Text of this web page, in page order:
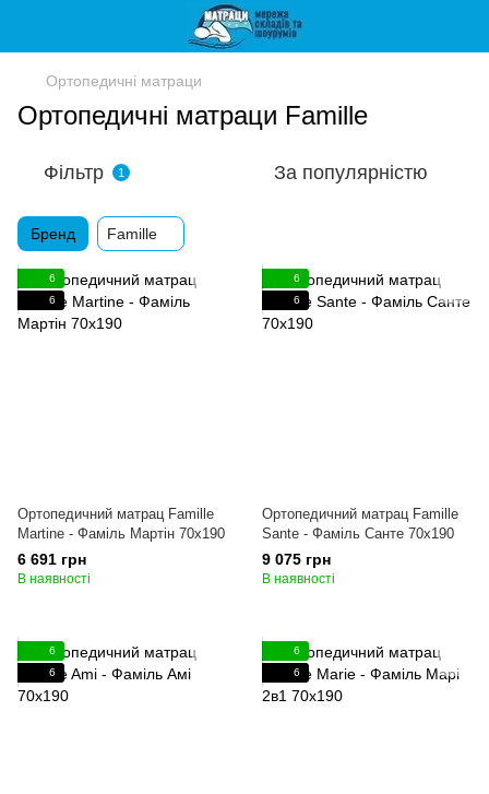
Ортопедичні матраци
Ортопедичні матраци Famille
Фільтр 1 За популярністю
Бренд Famille
6
6
Ортопедичний матрац Famille
Martine - Фаміль Мартін 70x190
6 691 грн
В наявності
6
6
Ортопедичний матрац Famille
Sante - Фаміль Санте 70x190
9 075 грн
В наявності
6
6
6
6